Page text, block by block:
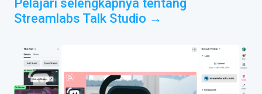
Pelajari selengkapnya tentang
Streamlabs Talk Studio →